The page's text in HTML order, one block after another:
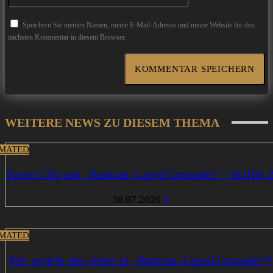
Speichern Sie meinen Namen, meine E-Mail-Adresse und meine Website für den
nächsten Kommentar in diesem Browser.
WEITERE NEWS ZU DIESEM THEMA
Erster Clip aus „Batman: Caped Crusader“ – Staffel 2
30.07.2026 3
Wer spricht den Joker in „Batman: Caped Crusader“?